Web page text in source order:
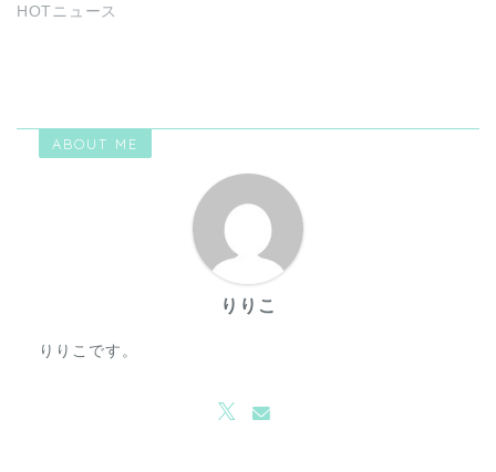
HOTニュース
ABOUT ME
りりこ
りりこです。